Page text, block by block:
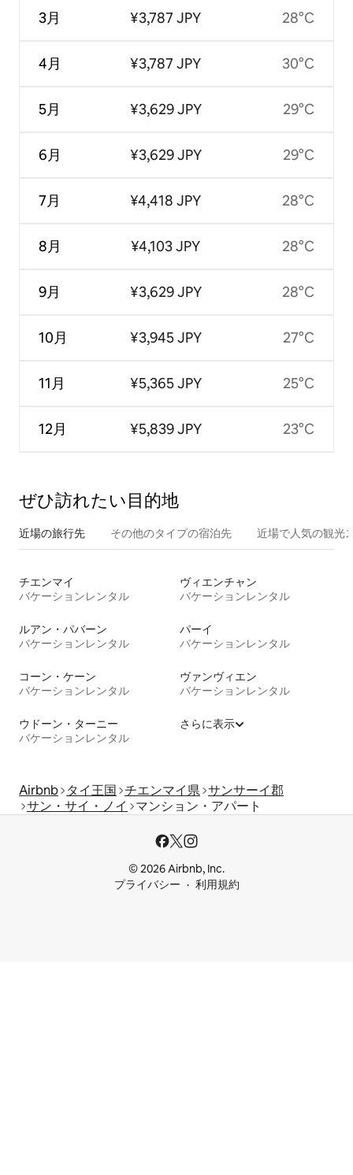
3月
4月
5月
6月
7月
8月
9月
10月
11月
12月
¥3,787 JPY
¥3,787 JPY
¥3,629 JPY
¥3,629 JPY
¥4,418 JPY
¥4,103 JPY
¥3,629 JPY
¥3,945 JPY
¥5,365 JPY
¥5,839 JPY
28°C
30°C
29°C
29°C
28°C
28°C
28°C
27°C
25°C
23°C
ぜひ訪⁠れ⁠た⁠い目⁠的⁠地
近場の旅行先 その他のタ⁠イ⁠プ⁠の宿⁠泊⁠先 近場で人気の観光
チエンマイ
バケーションレンタル
ヴィエンチャン
バケーションレンタル
ルアン・パバーン
バケーションレンタル
パーイ
バケーションレンタル
コーン・ケーン
バケーションレンタル
ヴァンヴィエン
バケーションレンタル
ウドーン・ターニー
バケーションレンタル
さらに表示
Airbnb タイ王国 チエンマイ県 サンサーイ郡
サン・サイ・ノイ
マンション・アパート
© 2026 Airbnb, Inc.
プライバシー
利用規約